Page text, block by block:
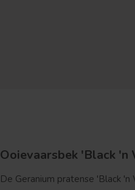
Ooievaarsbek 'Black 'n
De Geranium pratense 'Black 'n